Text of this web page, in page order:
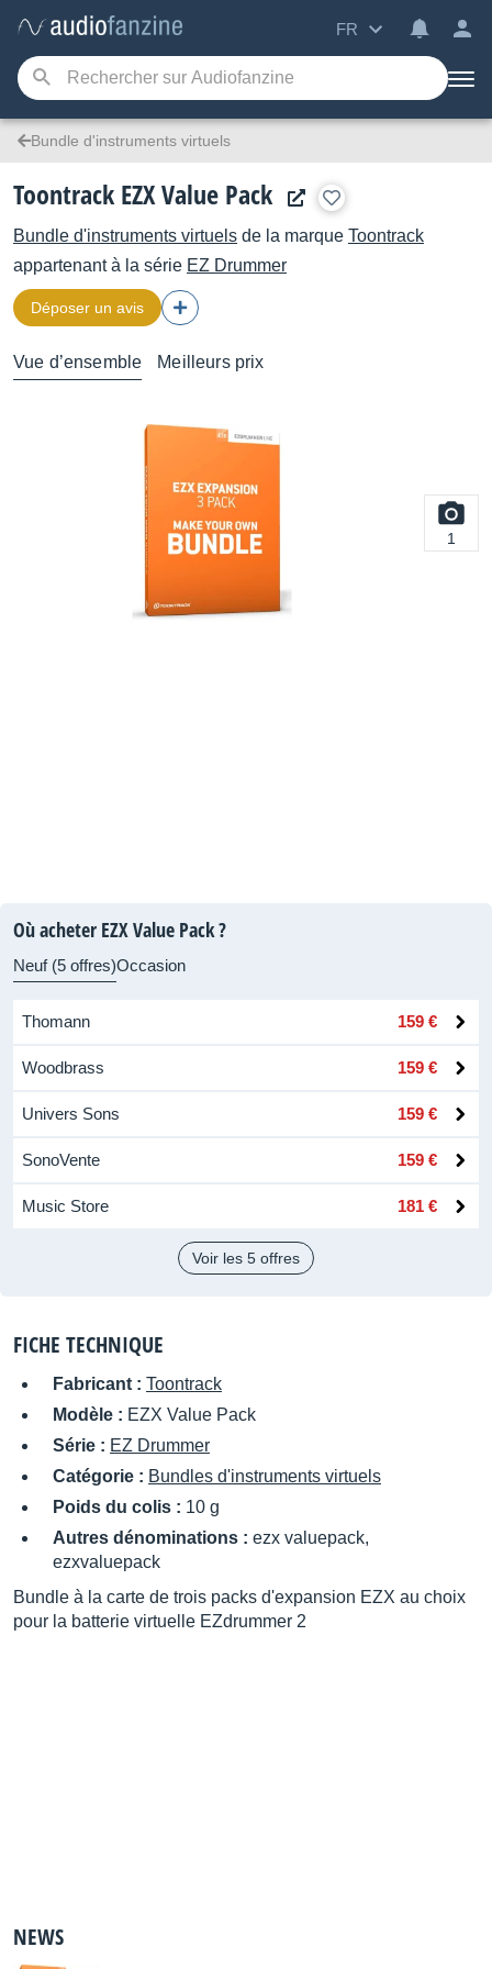
FR
Bundle d'instruments virtuels
Toontrack EZX Value Pack
Bundle d'instruments virtuels de la marque Toontrack
appartenant à la série EZ Drummer
Déposer un avis
Vue d’ensemble Meilleurs prix
1
Où acheter EZX Value Pack ?
Neuf (5 offres)Occasion
Thomann 159 €
Woodbrass 159 €
Univers Sons 159 €
SonoVente 159 €
Music Store 181 €
Voir les 5 offres
FICHE TECHNIQUE
Fabricant : Toontrack
Modèle : EZX Value Pack
Série : EZ Drummer
Catégorie : Bundles d'instruments virtuels
Poids du colis : 10 g
Autres dénominations : ezx valuepack,
ezxvaluepack
Bundle à la carte de trois packs d'expansion EZX au choix
pour la batterie virtuelle EZdrummer 2
NEWS